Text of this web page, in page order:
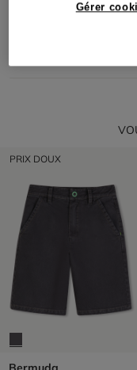
PRIX DOUX
Gérer